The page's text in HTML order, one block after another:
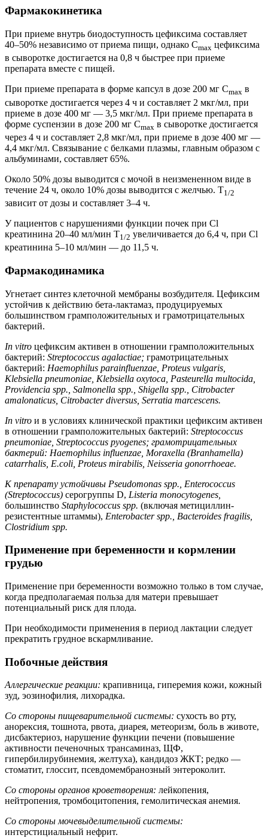
Фармакокинетика
При приеме внутрь биодоступность цефиксима составляет
40–50% независимо от приема пищи, однако Cmax цефиксима
в сыворотке достигается на 0,8 ч быстрее при приеме
препарата вместе с пищей.
При приеме препарата в форме капсул в дозе 200 мг Cmax в
сыворотке достигается через 4 ч и составляет 2 мкг/мл, при
приеме в дозе 400 мг — 3,5 мкг/мл. При приеме препарата в
форме суспензии в дозе 200 мг Cmax в сыворотке достигается
через 4 ч и составляет 2,8 мкг/мл, при приеме в дозе 400 мг —
4,4 мкг/мл. Связывание с белками плазмы, главным образом с
альбуминами, составляет 65%.
Около 50% дозы выводится с мочой в неизмененном виде в
течение 24 ч, около 10% дозы выводится с желчью. T1/2
зависит от дозы и составляет 3–4 ч.
У пациентов с нарушениями функции почек при Cl
креатинина 20–40 мл/мин T1/2 увеличивается до 6,4 ч, при Cl
креатинина 5–10 мл/мин — до 11,5 ч.
Фармакодинамика
Угнетает синтез клеточной мембраны возбудителя. Цефиксим
устойчив к действию бета-лактамаз, продуцируемых
большинством грамположительных и грамотрицательных
бактерий.
In vitro цефиксим активен в отношении грамположительных
бактерий: Streptococcus agalactiae; грамотрицательных
бактерий: Haemophilus parainfluenzae, Proteus vulgaris,
Klebsiella pneumoniae, Klebsiella oxytoca, Pasteurella multocida,
Providencia spp., Salmonella spp., Shigella spp., Citrobacter
amalonaticus, Citrobacter diversus, Serratia marcescens.
In vitro и в условиях клинической практики цефиксим активен
в отношении грамположительных бактерий: Streptococcus
pneumoniaе, Streptococcus pyogenes; грамотрицательных
бактерий: Haemophilus influenzae, Moraxella (Branhamella)
catarrhalis, E.coli, Proteus mirabilis, Neisseria gonorrhoeae.
К препарату устойчивы Pseudomonas spp., Enterococcus
(Streptococcus) серогруппы D, Listeria monocytogenes,
большинство Staphylococcus spp. (включая метициллин-
резистентные штаммы), Enterobacter spp., Bacteroides fragilis,
Clostridium spp.
Применение при беременности и кормлении
грудью
Применение при беременности возможно только в том случае,
когда предполагаемая польза для матери превышает
потенциальный риск для плода.
При необходимости применения в период лактации следует
прекратить грудное вскармливание.
Побочные действия
Аллергические реакции: крапивница, гиперемия кожи, кожный
зуд, эозинофилия, лихорадка.
Со стороны пищеварительной системы: сухость во рту,
анорексия, тошнота, рвота, диарея, метеоризм, боль в животе,
дисбактериоз, нарушение функции печени (повышение
активности печеночных трансаминаз, ЩФ,
гипербилирубинемия, желтуха), кандидоз ЖКТ; редко —
стоматит, глоссит, псевдомембранозный энтероколит.
Со стороны органов кроветворения: лейкопения,
нейтропения, тромбоцитопения, гемолитическая анемия.
Со стороны мочевыделительной системы:
интерстициальный нефрит.